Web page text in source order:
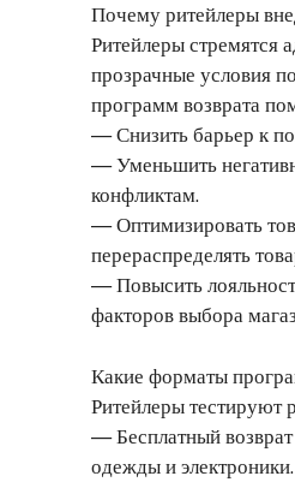
Почему ритейлеры
Ритейлеры стремятся
прозрачные условия
программ возврата
— Снизить барьер к
— Уменьшить
конфликтам.
— Оптимизировать
перераспределять
— Повысить
факторов выбора
Какие форматы
Ритейлеры тестируют
— Бесплатный
одежды и электроники.